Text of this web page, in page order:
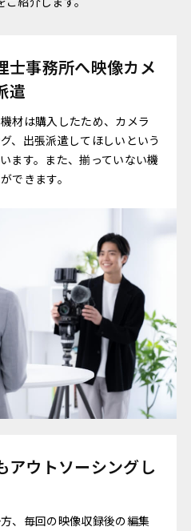
士事務所へ映像カメ
遣
材は購入したため、カメラ
、出張派遣してほしいという
ます。また、揃っていない機
できます。
アウトソーシングし
、毎回の映像収録後の編集